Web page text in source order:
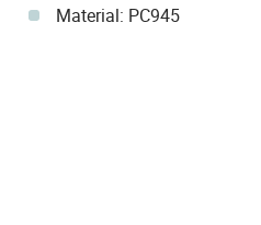
Material: PC945